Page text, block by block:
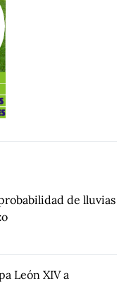
de lluvias
León XIV a